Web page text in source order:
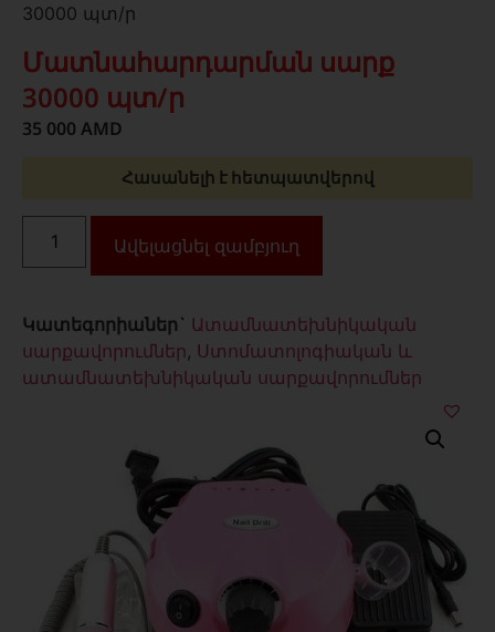
30000 պտ/ր
Մատնահարդարման սարք
30000 պտ/ր
35 000 AMD
Հասանելի է հետպատվերով
Ավելացնել զամբյուղ
Կատեգորիաներ` Ատամնատեխնիկական
սարքավորումներ, Ստոմատոլոգիական և
ատամնատեխնիկական սարքավորումներ